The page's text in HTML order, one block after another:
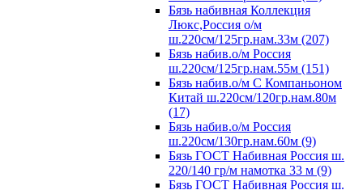
Бязь набивная Коллекция
Люкс,Россия о/м
ш.220см/125гр.нам.33м (207)
Бязь набив.о/м Россия
ш.220см/125гр.нам.55м (151)
Бязь набив.о/м С Компаньоном
Китай ш.220см/120гр.нам.80м
(17)
Бязь набив.о/м Россия
ш.220см/130гр.нам.60м (9)
Бязь ГОСТ Набивная Россия ш.
220/140 гр/м намотка 33 м (9)
Бязь ГОСТ Набивная Россия ш.